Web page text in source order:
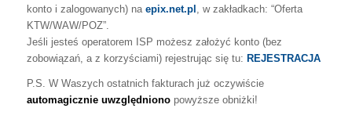
konto i zalogowanych) na epix.net.pl , w zakładkach: “Oferta
KTW/WAW/POZ”.
Jeśli jesteś operatorem ISP możesz założyć konto (bez
zobowiązań, a z korzyściami) rejestrując się tu: REJESTRACJA
P.S. W Waszych ostatnich fakturach już oczywiście
automagicznie uwzględnionopowyższe obniżki!